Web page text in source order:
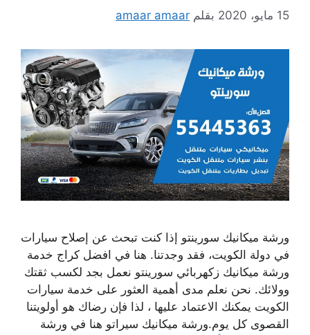
15 مايو، 2020 بقلم amaar amaar
ورشة ميكانيك سورينتو إذا كنت تبحث عن إصلاح سيارات
في دولة الكويت، فقد وجدتنا. هنا في افضل كراج خدمة
ورشة ميكانيك زكهربائي سورينتو نعمل بجد لكسب ثقتك
وولائك. نحن نعلم مدى أهمية العثور على خدمة سيارات
الكويت يمكنك الاعتماد عليها ، لذا فإن رضاك ​​هو أولويتنا
القصوى كل يوم.ورشة ميكانيك سيراتو هنا في ورشة